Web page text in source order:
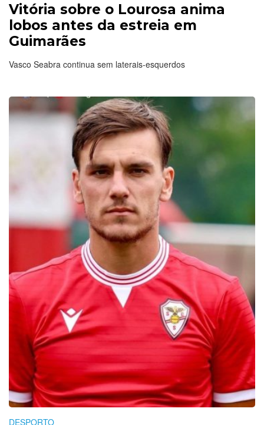
Vitória sobre o Lourosa anima
lobos antes da estreia em
Guimarães
Vasco Seabra continua sem laterais-esquerdos
DESPORTO